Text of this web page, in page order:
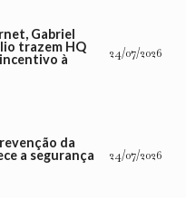
Gabriel
trazem HQ
incentivo à
24/07/2026
da
a segurança
24/07/2026